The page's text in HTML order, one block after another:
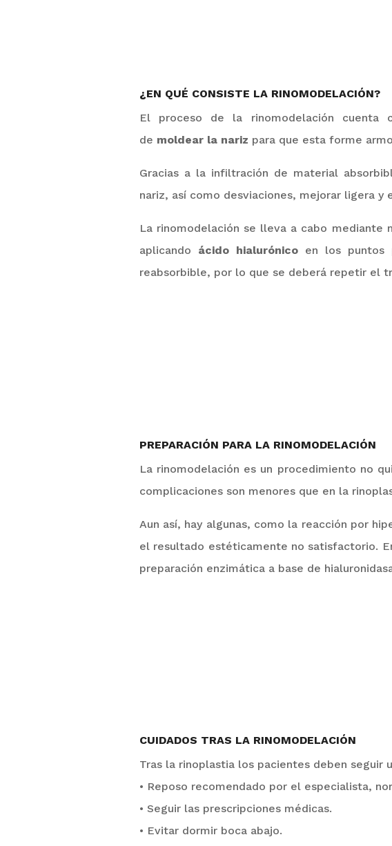
¿EN QUÉ CONSISTE LA RINOMODELACIÓN?
El proceso de la rinomodelación
de moldear la nariz para que esta forme
Gracias a la infiltración de material
nariz, así como desviaciones, mejorar ligera
La rinomodelación se lleva a cabo mediante
aplicando ácido hialurónico en los puntos
reabsorbible, por lo que se deberá repetir el
PREPARACIÓN PARA LA RINOMODELACIÓN
La rinomodelación es un procedimiento no
complicaciones son menores que en la
Aun así, hay algunas, como la reacción por
el resultado estéticamente no satisfactorio.
preparación enzimática a base de
CUIDADOS TRAS LA RINOMODELACIÓN
Tras la rinoplastia los pacientes deben seguir
• Reposo recomendado por el especialista,
• Seguir las prescripciones médicas.
• Evitar dormir boca abajo.